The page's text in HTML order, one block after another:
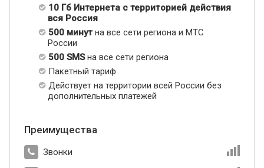
10 Гб Интернета с территорией действия
вся Россия
500 минут на все сети региона и МТС
России
500 SMSна все сети региона
Пакетный тариф
Действует на территории всей России без
дополнительных платежей
Преимущества
Звонки